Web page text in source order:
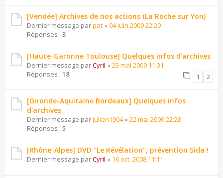
[Vendée] Archives de nos actions (La Roche sur Yon)
Dernier message parpat « 04 juin 2009 22:29
Réponses : 3
[Haute-Garonne Toulouse] Quelques infos d'archives
Dernier message parCyril « 23 mai 2009 11:31
Réponses : 18 1 2
[Gironde-Aquitaine Bordeaux] Quelques infos
d'archives
Dernier message parjulien1904« 22 mai 2009 22:28
Réponses : 5
[Rhône-Alpes] DVD ''Le Révélation'', prévention Sida !
Dernier message parCyril « 16 oct. 2008 11:11